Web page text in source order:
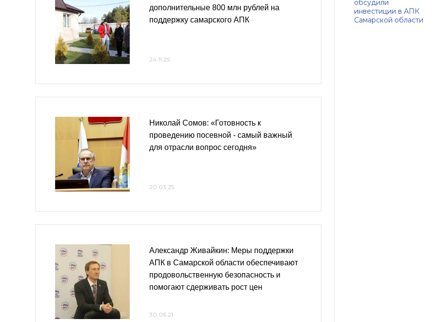
дополнительные 800 млн рублей на
поддержку самарского АПК
24.11.25
Николай Сомов: «Готовность к
проведению посевной - самый важный
для отрасли вопрос сегодня»
20.03.25
Александр Живайкин: Меры поддержки
АПК в Самарской области обеспечивают
продовольственную безопасность и
помогают сдерживать рост цен
30.06.21